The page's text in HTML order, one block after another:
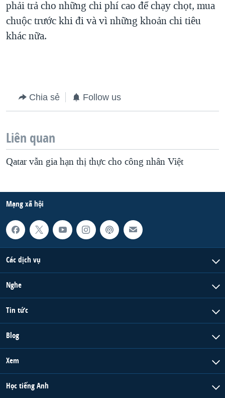
phải trả cho những chi phí cao để chạy chọt, mua
chuộc trước khi đi và vì những khoản chi tiêu
khác nữa.
Chia sẻ Follow us
Liên quan
Qatar vẫn gia hạn thị thực cho công nhân Việt
Mạng xã hội
Các dịch vụ
Nghe
Tin tức
Blog
Xem
Học tiếng Anh